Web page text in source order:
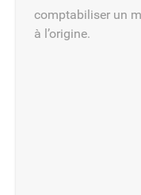
comptabiliser un
à l’origine.